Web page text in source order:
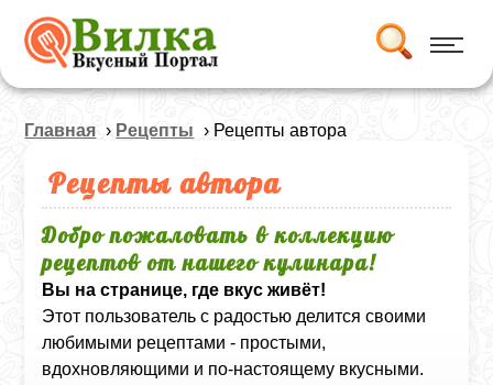
Главная › Рецепты › Рецепты автора
Рецепты автора
Добро пожаловать в коллекцию
рецептов от нашего кулинара!
Вы на странице, где вкус живёт!
Этот пользователь с радостью делится своими
любимыми рецептами - простыми,
вдохновляющими и по-настоящему вкусными.